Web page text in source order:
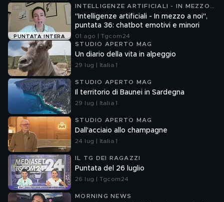
PUNTATA INTERA
INTELLIGENZE ARTIFICIALI - IN MEZZO
A NOI
"Intelligenze artificiali - In mezzo a noi",
puntata 36: chatbot emotivi e minori
01 ago | Tgcom24
STUDIO APERTO MAG
Un diario della vita in alpeggio
29 lug | Italia 1
STUDIO APERTO MAG
Il territorio di Baunei in Sardegna
29 lug | Italia 1
STUDIO APERTO MAG
Dall'acciaio allo champagne
24 lug | Italia 1
IL TG DEI RAGAZZI
Puntata del 26 luglio
26 lug | Tgcom24
MORNING NEWS